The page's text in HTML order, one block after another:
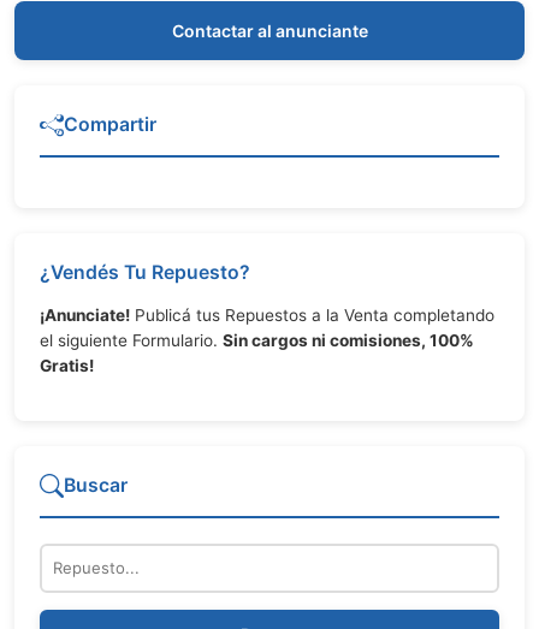
Contactar al anunciante
Compartir
¿Vendés Tu Repuesto?
¡Anunciate! Publicá tus Repuestos a la Venta completando
el siguiente Formulario. Sin cargos ni comisiones, 100%
Gratis!
Buscar
Repuesto